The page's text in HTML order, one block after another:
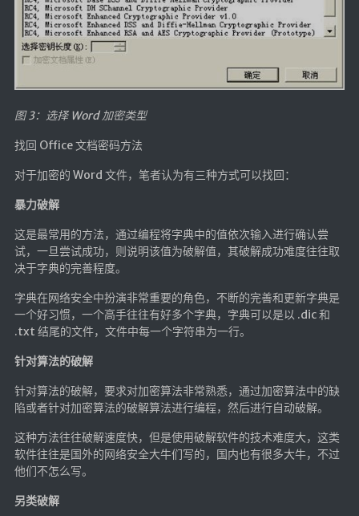
图 3：选择 Word 加密类型
找回 Office 文档密码方法
对于加密的 Word 文件，笔者认为有三种方式可以找回：
暴力破解
这是最常用的方法，通过编程将字典中的值依次输入进行确认尝
试，一旦尝试成功，则说明该值为破解值，其破解成功难度往往取
决于字典的完善程度。
字典在网络安全中扮演非常重要的角色，不断的完善和更新字典是
一个好习惯，一个高手往往有好多个字典，字典可以是以 .dic 和
.txt 结尾的文件，文件中每一个字符串为一行。
针对算法的破解
针对算法的破解，要求对加密算法非常熟悉，通过加密算法中的缺
陷或者针对加密算法的破解算法进行编程，然后进行自动破解。
这种方法往往破解速度快，但是使用破解软件的技术难度大，这类
软件往往是国外的网络安全大牛们写的，国内也有很多大牛，不过
他们不怎么写。
另类破解
图片转字符
查重软件
Aria2
个人网盘
Cloudreve
家庭网盘
Google硬盘
高阶工具
软件下载安装
百度网盘解析
百度解析_备用
文字重排
id查手机号
临时邮箱